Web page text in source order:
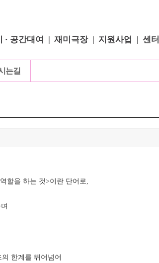
· 공간대여 재미극장 지원사업 센
는길
할을 하는 것>이란 단어로,
한계를 뛰어넘어